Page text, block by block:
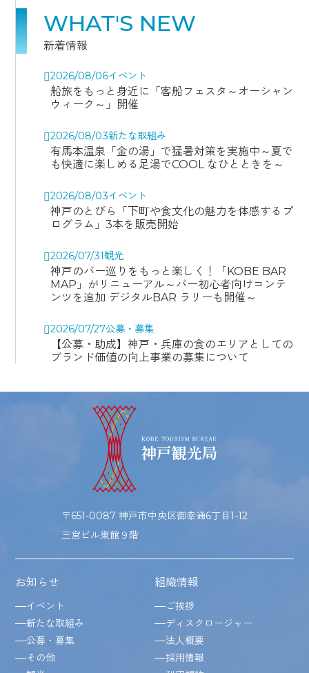
WHAT'S NEW
新着情報
2026/08/06イベント
船旅をもっと身近に「客船フェスタ～オーシャン
ウィーク～」開催
2026/08/03新たな取組み
有馬本温泉「金の湯」で猛暑対策を実施中～夏で
も快適に楽しめる足湯でCOOL なひとときを～
2026/08/03イベント
神戸のとびら「下町や食文化の魅力を体感するプ
ログラム」3本を販売開始
2026/07/31観光
神戸のバー巡りをもっと楽しく！「KOBE BAR
MAP」がリニューアル～バー初心者向けコンテ
ンツを追加 デジタルBAR ラリーも開催～
2026/07/27公募・募集
【公募・助成】神戸・兵庫の食のエリアとしての
ブランド価値の向上事業の募集について
〒651-0087 神戸市中央区御幸通6丁目1-12
三宮ビル東館９階
お知らせ
イベント
新たな取組み
公募・募集
その他
組織情報
ご挨拶
ディスクロージャー
法人概要
採用情報